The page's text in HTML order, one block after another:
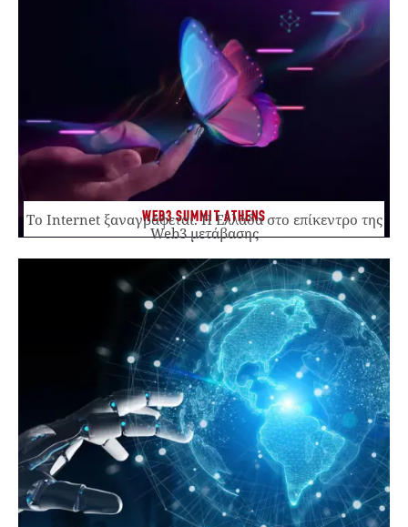
WEB3 SUMMIT ATHENS
Το Internet ξαναγράφεται. Η Ελλάδα στο επίκεντρο της
Web3 μετάβασης